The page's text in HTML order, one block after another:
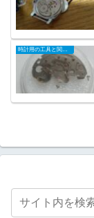
時計用の工具と関連機器